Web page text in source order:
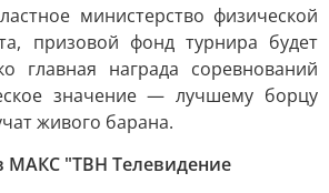
министерство физической
призовой фонд турнира будет
главная награда соревнований
значение — лучшему борцу
живого барана.
МАКС "ТВН Телевидение